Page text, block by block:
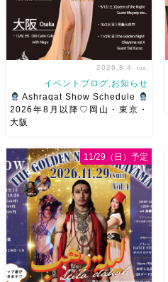
です♡皆様にお会いできますよ
うに
ご予約はメッセージく
ださい
お待ちしています
Ashraqat Show Schedule
岡山・8/22(土) […]
2026.8.4 tue.
イベントブログ,お知らせ
Ashraqat Show Schedule
2026年8月以降♡岡山・東京・
大阪
11/29（日）予定